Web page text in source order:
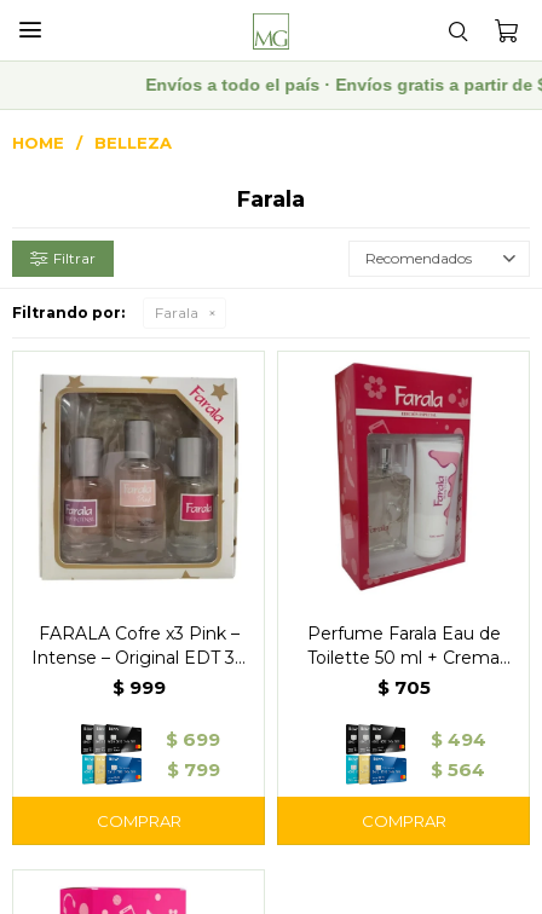

Envíos a todo el país · Envíos gratis a partir de
HOME BELLEZA
Farala
Recomendados
Filtrando por: Farala
FARALA Cofre x3 Pink –
Intense – Original EDT 30
ml
$ 999
$ 699
$ 799
Perfume Farala Eau de
Toilette 50 ml + Crema
Corporal
$ 705
$ 494
$ 564